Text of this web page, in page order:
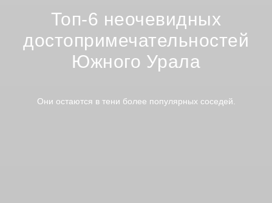
Топ-6 неочевидных
достопримечательностей
Южного Урала
Они остаются в тени более популярных соседей.